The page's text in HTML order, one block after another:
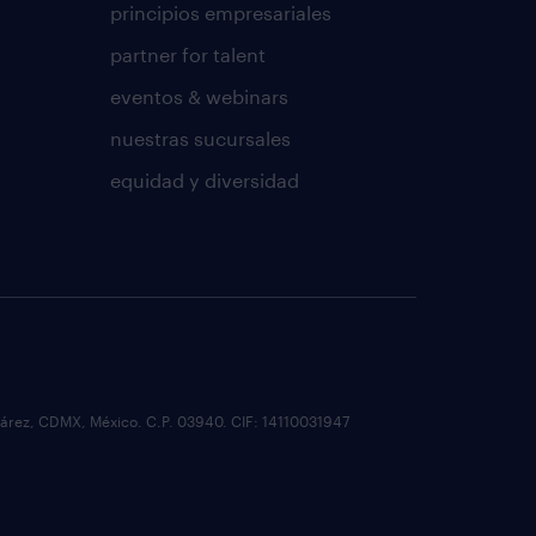
principios empresariales
partner for talent
eventos & webinars
nuestras sucursales
equidad y diversidad
CDMX, México. C.P. 03940. CIF: 14110031947